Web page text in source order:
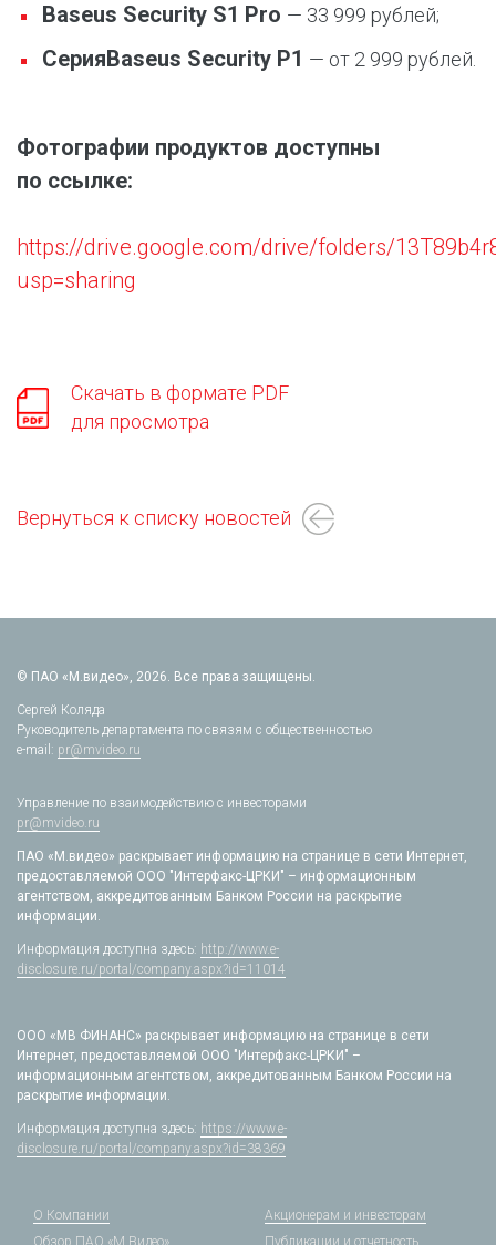
Baseus Security S1 Pro — 33 999 рублей;
СерияBaseus Security P1 — от 2 999 рублей.
Фотографии продуктов доступны
по ссылке:
https://drive.google.com/drive/folders/
usp=sharing
Скачать в формате PDF
для просмотра
Вернуться к списку новостей
© ПАО «М.видео», 2026. Все права защищены.
Сергей Коляда
Руководитель департамента по связям с общественностью
e-mail: pr@mvideo.ru
Управление по взаимодействию с инвесторами
pr@mvideo.ru
ПАО «М.видео» раскрывает информацию на странице в сети Интернет,
предоставляемой ООО "Интерфакс-ЦРКИ" – информационным
агентством, аккредитованным Банком России на раскрытие
информации.
Информация доступна здесь: http://www.e-
disclosure.ru/portal/company.aspx?id=11014
ООО «МВ ФИНАНС» раскрывает информацию на странице в сети
Интернет, предоставляемой ООО "Интерфакс-ЦРКИ" –
информационным агентством, аккредитованным Банком России на
раскрытие информации.
Информация доступна здесь: https://www.e-
disclosure.ru/portal/company.aspx?id=38369
О Компании
Обзор ПАО «М.Видео»
Акционерам и инвесторам
Публикации и отчетность